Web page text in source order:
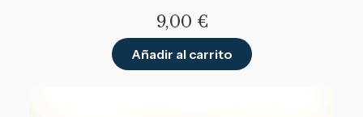
9,00 €
Añadir al carrito